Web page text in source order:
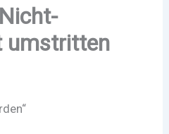
umstritten